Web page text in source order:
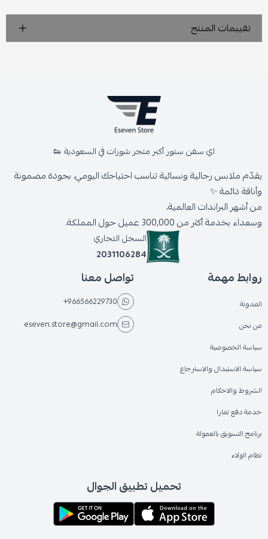
تقييمات المنتج
اي سفن ستور أكبر متجر شوزات في السعودية 👟
يقدّم ملابس رجالية ونسائية تناسب احتياجك اليومي، بجودة مضمونة
وأناقة دائمة ✨
من أشهر البراندات العالمية،
وسعداء بخدمة أكثر من 300,000 عميل حول المملكة.
السجل التجاري
2031106284
روابط مهمة
المدونة
من نحن
سياسة الخصوصية
سياسة الاستبدال والاسترجاع
الشروط والاحكام
خدمة دفع تمارا
برنامج التسويق بالعمولة
نظام الولاء
تواصل معنا
+966566229730
eseven.store@gmail.com
تحميل تطبيق الجوال